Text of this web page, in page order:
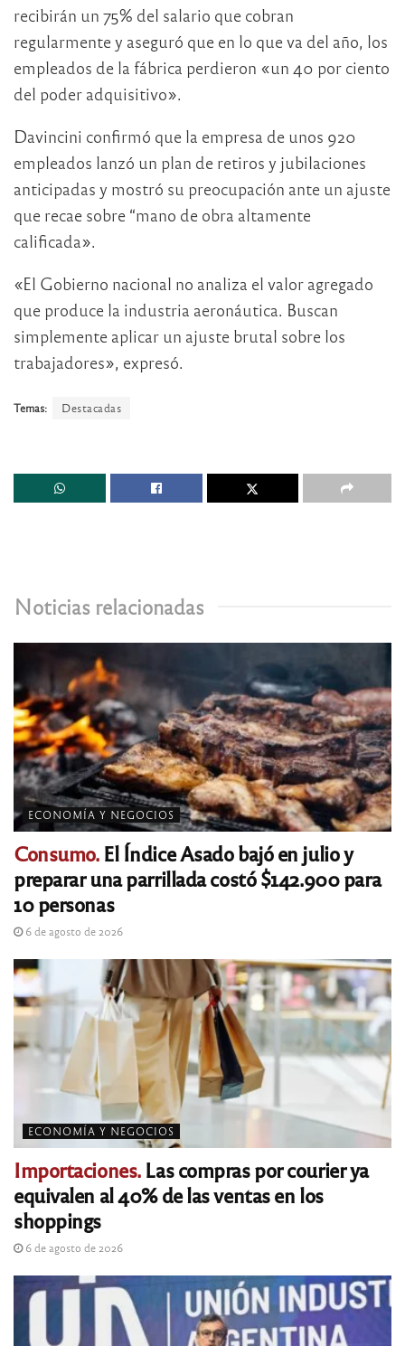
recibirán un 75% del salario que cobran
regularmente y aseguró que en lo que va del año, los
empleados de la fábrica perdieron «un 40 por ciento
del poder adquisitivo».
Davincini confirmó que la empresa de unos 920
empleados lanzó un plan de retiros y jubilaciones
anticipadas y mostró su preocupación ante un ajuste
que recae sobre “mano de obra altamente
calificada».
«El Gobierno nacional no analiza el valor agregado
que produce la industria aeronáutica. Buscan
simplemente aplicar un ajuste brutal sobre los
trabajadores», expresó.
Temas: Destacadas
Noticias relacionadas
ECONOMÍA Y NEGOCIOS
Consumo.El Índice Asado bajó en julio y
preparar una parrillada costó $142.900 para
10 personas
6 de agosto de 2026
ECONOMÍA Y NEGOCIOS
Importaciones.Las compras por courier ya
equivalen al 40% de las ventas en los
shoppings
6 de agosto de 2026